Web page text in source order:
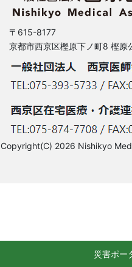
〒615-8177
京都市西京区樫原下ノ町8 樫原
Copyright(C) 2026 Nishikyo
災害ポー